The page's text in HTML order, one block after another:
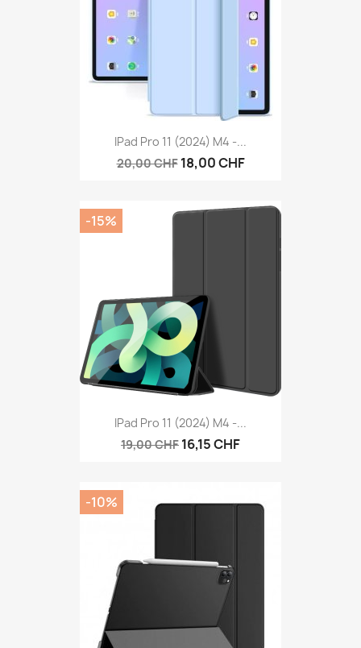
IPad Pro 11 (2024) M4 -...
20,00 CHF 18,00 CHF
IPad Pro 11 (2024) M4 -...
19,00 CHF 16,15 CHF
-15%
-10%